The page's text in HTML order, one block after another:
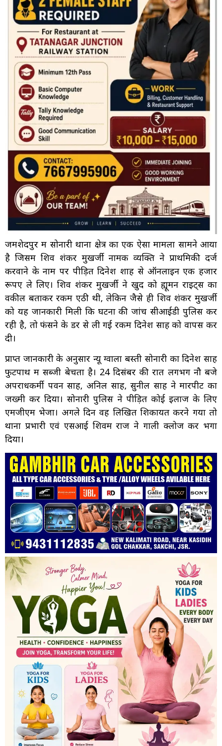
जमशेदपुर में सोनारी थाना क्षेत्र का एक ऐसा मामला सामने आया
है जिसमें शिव शंकर मुखर्जी नामक व्यक्ति ने प्राथमिकी दर्ज
करवाने के नाम पर पीड़ित दिनेश शाह से ऑनलाइन एक हजार
रूपए ले लिए। शिव शंकर मुखर्जी ने खुद को ह्यूमन राइट्स का
वकील बताकर रकम ऐंठी थी, लेकिन जैसे ही शिव शंकर मुखर्जी
को यह जानकारी मिली कि घटना की जांच सीआईडी पुलिस कर
रही है, तो फंसने के डर से ली गई रकम दिनेश साह को वापस कर
दी।
प्राप्त जानकारी के अनुसार न्यू ग्वाला बस्ती सोनारी का दिनेश साह
फुटपाथ में सब्जी बेचता है। 24 दिसंबर की रात लगभग नौ बजे
अपराधकर्मी पवन साह, अनिल साह, सुनील साह ने मारपीट का
जख्मी कर दिया। सोनारी पुलिस ने पीड़ित कोई इलाज के लिए
एमजीएम भेजा। अगले दिन वह लिखित शिकायत करने गया तो
थाना प्रभारी एवं एसआई शिवम राज ने गाली क्लोज कर भगा
दिया।